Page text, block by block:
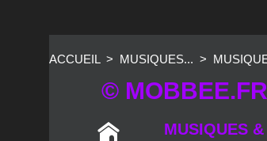
ACCUEIL > MUSIQUES... >
© MOBBEE.FR
MUSIQUES